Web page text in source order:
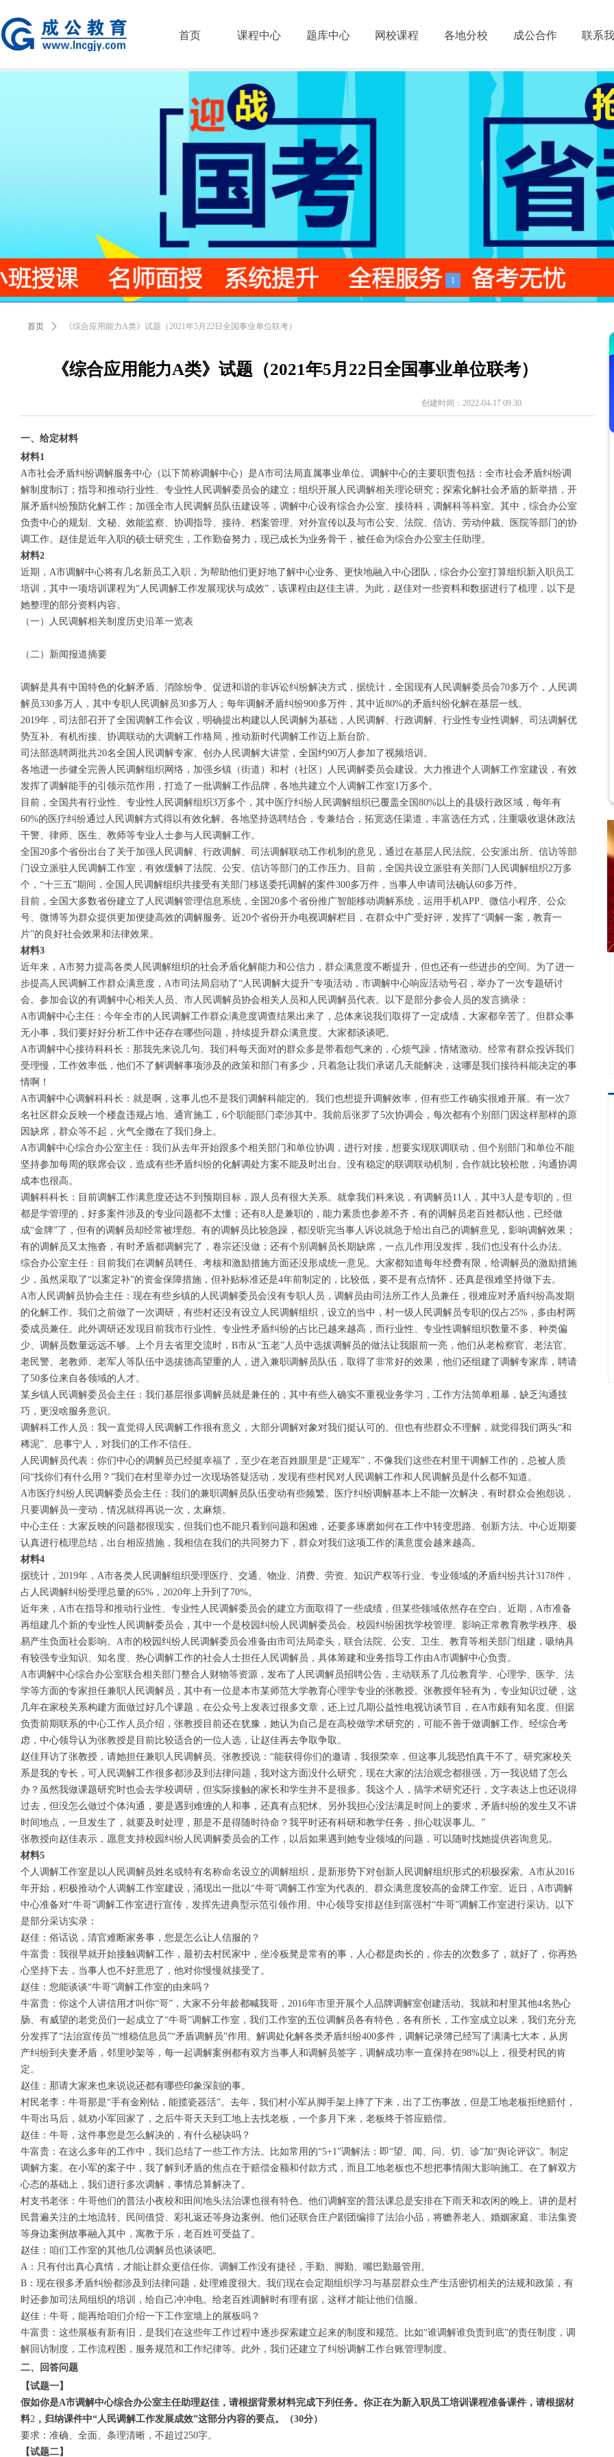
1
首页 课程中心 题库中心 网校课程 各地分校 成公合作 联系
创建时间： 2022-04-17 09:30
《综合应用能力A类》试题（2021年5月22日全国事业单位联考）
一、给定材料
材料1
A市社会矛盾纠纷调解服务中心（以下简称调解中心）是A市司法局直属事业单位。调解中心的主要职责包括：全市社会矛盾纠纷调
解制度制订；指导和推动行业性、专业性人民调解委员会的建立；组织开展人民调解相关理论研究；探索化解社会矛盾的新举措，开
展矛盾纠纷预防化解工作；加强全市人民调解员队伍建设等，调解中心设有综合办公室、接待科，调解科等科室。其中，综合办公室
负责中心的规划、文秘、效能监察、协调指导、接待、档案管理、对外宣传以及与市公安、法院、信访、劳动仲裁、医院等部门的协
调工作。赵佳是近年入职的硕士研究生，工作勤奋努力，现已成长为业务骨干，被任命为综合办公室主任助理。
材料2
近期，A市调解中心将有几名新员工入职，为帮助他们更好地了解中心业务、更快地融入中心团队，综合办公室打算组织新入职员工
培训，其中一项培训课程为“人民调解工作发展现状与成效”，该课程由赵佳主讲。为此，赵佳对一些资料和数据进行了梳理，以下是
她整理的部分资料内容。
（一）人民调解相关制度历史沿革一览表
（二）新闻报道摘要
调解是具有中国特色的化解矛盾、消除纷争、促进和谐的非诉讼纠纷解决方式，据统计，全国现有人民调解委员会70多万个，人民调
解员330多万人，其中专职人民调解员30多万人；每年调解矛盾纠纷900多万件，其中近80%的矛盾纠纷化解在基层一线。
2019年，司法部召开了全国调解工作会议，明确提出构建以人民调解为基础，人民调解、行政调解、行业性专业性调解、司法调解优
势互补、有机衔接、协调联动的大调解工作格局，推动新时代调解工作迈上新台阶。
司法部选聘两批共20名全国人民调解专家、创办人民调解大讲堂，全国约90万人参加了视频培训。
各地进一步健全完善人民调解组织网络，加强乡镇（街道）和村（社区）人民调解委员会建设。大力推进个人调解工作室建设，有效
发挥了调解能手的引领示范作用，打造了一批调解工作品牌，各地共建立个人调解工作室1万多个。
目前，全国共有行业性、专业性人民调解组织3万多个，其中医疗纠纷人民调解组织已覆盖全国80%以上的县级行政区域，每年有
60%的医疗纠纷通过人民调解方式得以有效化解。各地坚持选聘结合，专兼结合，拓宽选任渠道，丰富选任方式，注重吸收退休政法
干警、律师、医生、教师等专业人士参与人民调解工作。
全国20多个省份出台了关于加强人民调解、行政调解、司法调解联动工作机制的意见，通过在基层人民法院、公安派出所、信访等部
门设立派驻人民调解工作室，有效缓解了法院、公安、信访等部门的工作压力。目前，全国共设立派驻有关部门人民调解组织2万多
个，“十三五”期间，全国人民调解组织共接受有关部门移送委托调解的案件300多万件，当事人申请司法确认60多万件。
目前，全国大多数省份建立了人民调解管理信息系统，全国20多个省份推广智能移动调解系统，运用手机APP、微信小程序、公众
号、微博等为群众提供更加便捷高效的调解服务。近20个省份开办电视调解栏目，在群众中广受好评，发挥了“调解一案，教育一
片”的良好社会效果和法律效果。
材料3
近年来，A市努力提高各类人民调解组织的社会矛盾化解能力和公信力，群众满意度不断提升，但也还有一些进步的空间。为了进一
步提高人民调解工作群众满意度，A市司法局启动了“人民调解大提升”专项活动，市调解中心响应活动号召，举办了一次专题研讨
会。参加会议的有调解中心相关人员、市人民调解员协会相关人员和人民调解员代表。以下是部分参会人员的发言摘录：
A市调解中心主任：今年全市的人民调解工作群众满意度调查结果出来了，总体来说我们取得了一定成绩，大家都辛苦了。但群众事
无小事，我们要好好分析工作中还存在哪些问题，持续提升群众满意度。大家都谈谈吧。
A市调解中心接待科科长：那我先来说几句。我们科每天面对的群众多是带着怨气来的，心烦气躁，情绪激动。经常有群众投诉我们
受理慢，工作效率低，他们不了解调解事项涉及的政策和部门有多少，只着急让我们承诺几天能解决，这哪是我们接待科能决定的事
情啊！
A市调解中心调解科科长：就是啊，这事儿也不是我们调解科能定的。我们也想提升调解效率，但有些工作确实很难开展。有一次7
名社区群众反映一个楼盘违规占地、通宵施工，6个职能部门牵涉其中。我前后张罗了5次协调会，每次都有个别部门因这样那样的原
因缺席，群众等不起，火气全撒在了我们身上。
A市调解中心综合办公室主任：我们从去年开始跟多个相关部门和单位协调，进行对接，想要实现联调联动，但个别部门和单位不能
坚持参加每周的联席会议，造成有些矛盾纠纷的化解调处方案不能及时出台。没有稳定的联调联动机制，合作就比较松散，沟通协调
成本也很高。
调解科科长：目前调解工作满意度还达不到预期目标，跟人员有很大关系。就拿我们科来说，有调解员11人，其中3人是专职的，但
都是学管理的，好多案件涉及的专业问题都不太懂；还有8人是兼职的，能力素质也参差不齐，有的调解员老百姓都认他，已经做
成“金牌”了，但有的调解员却经常被埋怨。有的调解员比较急躁，都没听完当事人诉说就急于给出自己的调解意见，影响调解效果；
有的调解员又太拖沓，有时矛盾都调解完了，卷宗还没做；还有个别调解员长期缺席，一点儿作用没发挥，我们也没有什么办法。
综合办公室主任：目前我们在调解员聘任、考核和激励措施方面还没形成统一意见。大家都知道每年经费有限，给调解员的激励措施
少，虽然采取了“以案定补”的资金保障措施，但补贴标准还是4年前制定的，比较低，要不是有点情怀，还真是很难坚持做下去。
A市人民调解员协会主任：现在有些乡镇的人民调解委员会没有专职人员，调解员由司法所工作人员兼任，很难应对矛盾纠纷高发期
的化解工作。我们之前做了一次调研，有些村还没有设立人民调解组织，设立的当中，村一级人民调解员专职的仅占25%，多由村两
委成员兼任。此外调研还发现目前我市行业性、专业性矛盾纠纷的占比已越来越高，而行业性、专业性调解组织数量不多、种类偏
少、调解员数量远远不够。上个月去省里交流时，B市从“五老”人员中选拔调解员的做法让我眼前一亮，他们从老检察官、老法官、
老民警、老教师、老军人等队伍中选拔德高望重的人，进入兼职调解员队伍，取得了非常好的效果，他们还组建了调解专家库，聘请
了50多位来自各领域的人才。
某乡镇人民调解委员会主任：我们基层很多调解员就是兼任的，其中有些人确实不重视业务学习，工作方法简单粗暴，缺乏沟通技
巧，更没啥服务意识。
调解科工作人员：我一直觉得人民调解工作很有意义，大部分调解对象对我们挺认可的。但也有些群众不理解，就觉得我们两头“和
稀泥”、息事宁人，对我们的工作不信任。
人民调解员代表：你们中心的调解员已经挺幸福了，至少在老百姓眼里是“正规军”，不像我们这些在村里干调解工作的，总被人质
问“找你们有什么用？”我们在村里举办过一次现场答疑活动，发现有些村民对人民调解工作和人民调解员是什么都不知道。
A市医疗纠纷人民调解委员会主任：我们的兼职调解员队伍变动有些频繁。医疗纠纷调解基本上不能一次解决，有时群众会抱怨说，
只要调解员一变动，情况就得再说一次，太麻烦。
中心主任：大家反映的问题都很现实，但我们也不能只看到问题和困难，还要多琢磨如何在工作中转变思路、创新方法。中心近期要
认真进行梳理总结，出台相应措施，我相信在我们的共同努力下，群众对我们这项工作的满意度会越来越高。
材料4
据统计，2019年，A市各类人民调解组织受理医疗、交通、物业、消费、劳资、知识产权等行业、专业领域的矛盾纠纷共计3178件，
占人民调解纠纷受理总量的65%，2020年上升到了70%。
近年来，A市在指导和推动行业性、专业性人民调解委员会的建立方面取得了一些成绩，但某些领域依然存在空白。近期，A市准备
再组建几个新的专业性人民调解委员会，其中一个是校园纠纷人民调解委员会。校园纠纷困扰学校管理、影响正常教育教学秩序、极
易产生负面社会影响。A市的校园纠纷人民调解委员会准备由市司法局牵头，联合法院、公安、卫生、教育等相关部门组建，吸纳具
有较强专业知识、知名度、热心调解工作的社会人士担任人民调解员，具体筹建和业务指导工作由A市调解中心负责。
A市调解中心综合办公室联合相关部门整合人财物等资源，发布了人民调解员招聘公告，主动联系了几位教育学、心理学、医学、法
学等方面的专家担任兼职人民调解员，其中有一位是本市某师范大学教育心理学专业的张教授。张教授年轻有为，专业知识过硬，这
几年在家校关系构建方面做过好几个课题，在公众号上发表过很多文章，还上过几期公益性电视访谈节目，在A市颇有知名度。但据
负责前期联系的中心工作人员介绍，张教授目前还在犹豫，她认为自己是在高校做学术研究的，可能不善于做调解工作。经综合考
虑，中心领导认为张教授是目前比较适合的一位人选，让赵佳再去争取争取。
赵佳拜访了张教授，请她担任兼职人民调解员。张教授说：“能获得你们的邀请，我很荣幸，但这事儿我恐怕真干不了。研究家校关
系是我的专长，可人民调解工作很多都涉及到法律问题，我对这方面没什么研究，现在大家的法治观念都很强，万一我说错了怎么
办？虽然我做课题研究时也会去学校调研，但实际接触的家长和学生并不是很多。我这个人，搞学术研究还行，文字表达上也还说得
过去，但没怎么做过个体沟通，要是遇到难缠的人和事，还真有点犯怵。另外我担心没法满足时间上的要求，矛盾纠纷的发生又不讲
时间地点，一旦发生了，就要及时处理，那是不是得随时待命？我平时还有科研和教学任务，担心耽误事儿。”
张教授向赵佳表示，愿意支持校园纠纷人民调解委员会的工作，以后如果遇到她专业领域的问题，可以随时找她提供咨询意见。
材料5
个人调解工作室是以人民调解员姓名或特有名称命名设立的调解组织，是新形势下对创新人民调解组织形式的积极探索。A市从2016
年开始，积极推动个人调解工作室建设，涌现出一批以“牛哥”调解工作室为代表的、群众满意度较高的金牌工作室。近日，A市调解
中心准备对“牛哥”调解工作室进行宣传，发挥先进典型示范引领作用。中心领导安排赵佳到富强村“牛哥”调解工作室进行采访。以下
是部分采访实录：
赵佳：俗话说，清官难断家务事，您是怎么让人信服的？
牛富贵：我很早就开始接触调解工作，最初去村民家中，坐冷板凳是常有的事，人心都是肉长的，你去的次数多了，就好了，你再热
心坚持下去，当事人也不好意思了，他对你慢慢就接受了。
赵佳：您能谈谈“牛哥”调解工作室的由来吗？
牛富贵：你这个人讲信用才叫你“哥”，大家不分年龄都喊我哥，2016年市里开展个人品牌调解室创建活动。我就和村里其他4名热心
肠、有威望的老党员们一起成立了“牛哥”调解工作室，我们工作室的五位调解员各有特色，各有所长，工作室成立以来，我们充分充
分发挥了“法治宣传员”“维稳信息员”“矛盾调解员”作用。解调处化解各类矛盾纠纷400多件，调解记录簿已经写了满满七大本，从房
产纠纷到夫妻矛盾，邻里吵架等，每一起调解案例都有双方当事人和调解员签字，调解成功率一直保持在98%以上，很受村民的肯
定。
赵佳：那请大家来也来说说还都有哪些印象深刻的事。
村民老李：牛哥那是“手有金刚钻，能揽瓷器活”。去年，我们村小军从脚手架上摔了下来，出了工伤事故，但是工地老板拒绝赔付，
牛哥出马后，就劝小军回家了，之后牛哥天天到工地上去找老板，一个多月下来，老板终于答应赔偿。
赵佳：牛哥，这件事您是怎么解决的，有什么秘诀吗？
牛富贵：在这么多年的工作中，我们总结了一些工作方法。比如常用的“5+1”调解法：即“望、闻、问、切、诊”加“舆论评议”。制定
调解方案。在小军的案子中，我了解到矛盾的焦点在于赔偿金额和付款方式，而且工地老板也不想把事情闹大影响施工。在了解双方
心态的基础上，我们进行多次调解，事情总算解决了。
村支书老张：牛哥他们的普法小夜校和田间地头法治课也很有特色。他们调解室的普法课总是安排在下雨天和农闲的晚上。讲的是村
民普遍关注的土地流转、民间借贷、彩礼返还等身边案例。他们还联合庄户剧团编排了法治小品，将赡养老人、婚姻家庭、非法集资
等身边案例故事融入其中，寓教于乐，老百姓可受益了。
赵佳：咱们工作室的其他几位调解员也谈谈吧。
A：只有付出真心真情，才能让群众更信任你。调解工作没有捷径，手勤、脚勤、嘴巴勤最管用。
B：现在很多矛盾纠纷都涉及到法律问题，处理难度很大。我们现在会定期组织学习与基层群众生产生活密切相关的法规和政策，有
时还参加司法局组织的培训，给自己冲冲电。给老百姓调解时有理有据，这样才能让他们信服。
赵佳：牛哥，能再给咱们介绍一下工作室墙上的展板吗？
牛富贵：这些展板有新有旧，是我们在这些年工作过程中逐步探索建立起来的制度和规范。比如“谁调解谁负责到底”的责任制度，调
解回访制度，工作流程图，服务规范和工作纪律等。此外，我们还建立了纠纷调解工作台账管理制度。
二、回答问题
【试题一】
假如你是A市调解中心综合办公室主任助理赵佳，请根据背景材料完成下列任务。你正在为新入职员工培训课程准备课件，请根据材
料2 ，归纳课件中“人民调解工作发展成效”这部分内容的要点。
（30分）
要求：准确、全面、条理清晰，不超过250字。
【试题二】
首页 ꄲ 《综合应用能力A类》试题（2021年5月22日全国事业单位联考）